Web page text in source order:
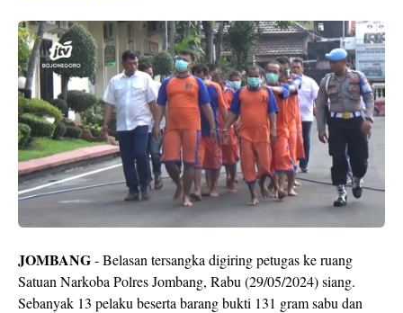
JOMBANG- Belasan tersangka digiring petugas ke ruang
Satuan Narkoba Polres Jombang, Rabu (29/05/2024) siang.
Sebanyak 13 pelaku beserta barang bukti 131 gram sabu dan